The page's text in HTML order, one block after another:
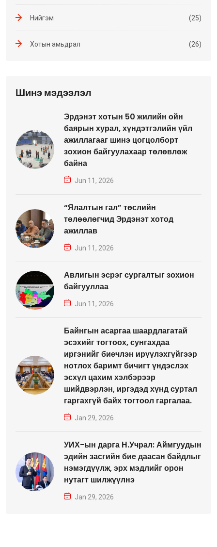
Нийгэм (25)
Хотын амьдрал (26)
Шинэ мэдээлэл
Эрдэнэт хотын 50 жилийн ойн
баярын хурал, хүндэтгэлийн үйл
ажиллагааг шинэ цогцолборт
зохион байгуулахаар төлөвлөж
байна
Jun 11, 2026
“Ялалтын гал” төслийн
төлөөлөгчид Эрдэнэт хотод
ажиллав
Jun 11, 2026
Авлигын эсрэг сургалтыг зохион
байгууллаа
Jun 11, 2026
Байнгын асаргаа шаардлагатай
эсэхийг тогтоох, сунгахдаа
иргэнийг биечлэн ирүүлэхгүйгээр
нотлох баримт бичигт үндэслэх
эсхүл цахим хэлбэрээр
шийдвэрлэн, иргэдэд хүнд суртал
гаргахгүй байх тогтоол гаргалаа.
Jan 29, 2026
УИХ-ын дарга Н.Учрал: Аймгуудын
эдийн засгийн бие даасан байдлыг
нэмэгдүүлж, эрх мэдлийг орон
нутагт шилжүүлнэ
Jan 29, 2026